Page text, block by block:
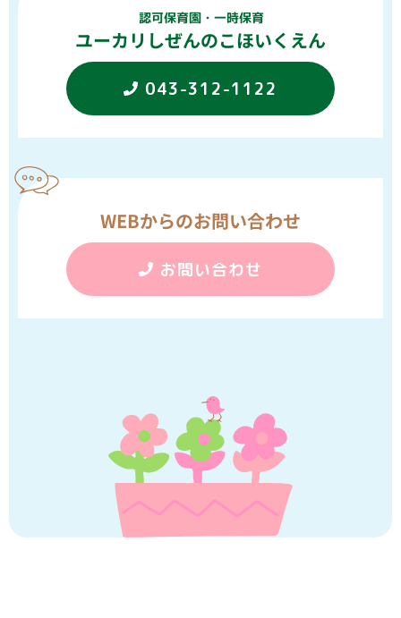
認可保育園・一時保育
ユーカリしぜんのこほいくえん
043-312-1122
WEBからのお問い合わせ
お問い合わせ